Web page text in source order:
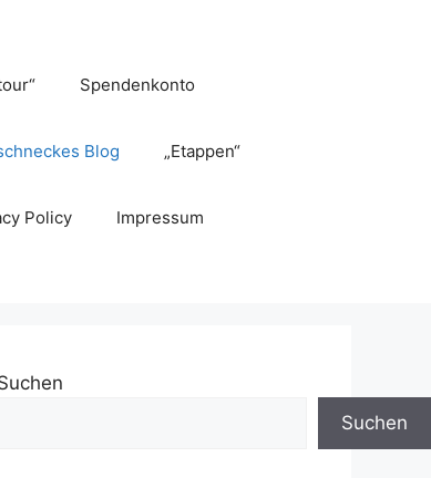
Spendenkonto
Blog „Etappen“
Policy Impressum
Suchen